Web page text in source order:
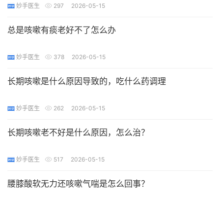
妙手医生 297 2026-05-15
总是咳嗽有痰老好不了怎么办
妙手医生 378 2026-05-15
长期咳嗽是什么原因导致的，吃什么药调理
妙手医生 262 2026-05-15
长期咳嗽老不好是什么原因，怎么治？
妙手医生 517 2026-05-15
腰膝酸软无力还咳嗽气喘是怎么回事？